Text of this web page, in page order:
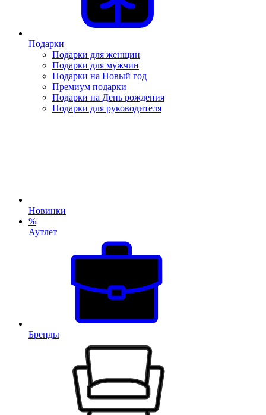
Подарки
Подарки для женщин
Подарки для мужчин
Подарки на Новый год
Премиум подарки
Подарки на День рождения
Подарки для руководителя
Новинки
%
Аутлет
Бренды